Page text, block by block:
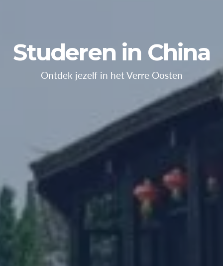
Studeren in China
Ontdek jezelf in het Verre Oosten